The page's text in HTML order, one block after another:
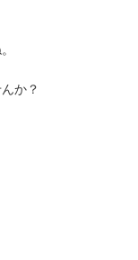
か？